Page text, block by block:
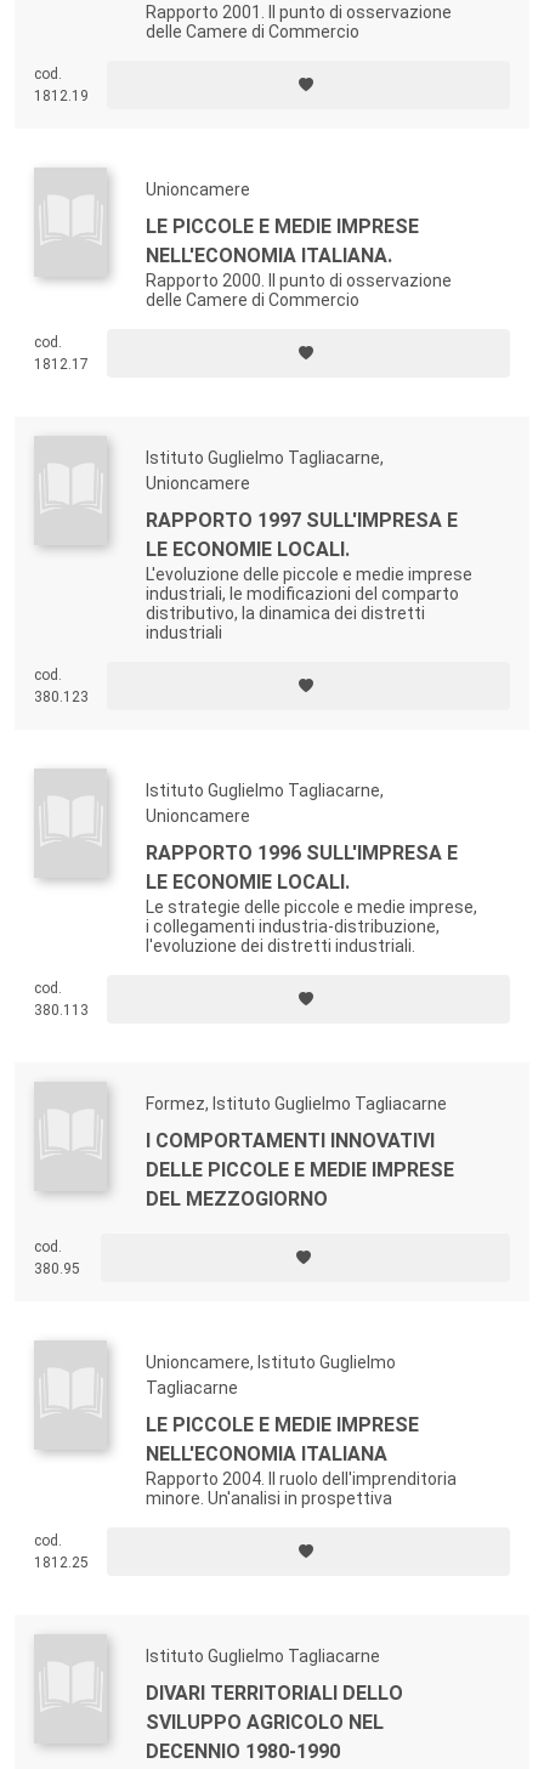
Rapporto 2001. Il punto di osservazione
delle Camere di Commercio
cod.
1812.19
Unioncamere
LE PICCOLE E MEDIE IMPRESE
NELL'ECONOMIA ITALIANA.
Rapporto 2000. Il punto di osservazione
delle Camere di Commercio
cod.
1812.17
Istituto Guglielmo Tagliacarne,
Unioncamere
RAPPORTO 1997 SULL'IMPRESA E
LE ECONOMIE LOCALI.
L'evoluzione delle piccole e medie imprese
industriali, le modificazioni del comparto
distributivo, la dinamica dei distretti
industriali
cod.
380.123
Istituto Guglielmo Tagliacarne,
Unioncamere
RAPPORTO 1996 SULL'IMPRESA E
LE ECONOMIE LOCALI.
Le strategie delle piccole e medie imprese,
i collegamenti industria-distribuzione,
l'evoluzione dei distretti industriali.
cod.
380.113
Formez, Istituto Guglielmo Tagliacarne
I COMPORTAMENTI INNOVATIVI
DELLE PICCOLE E MEDIE IMPRESE
DEL MEZZOGIORNO
cod.
380.95
Unioncamere, Istituto Guglielmo
Tagliacarne
LE PICCOLE E MEDIE IMPRESE
NELL'ECONOMIA ITALIANA
Rapporto 2004. Il ruolo dell'imprenditoria
minore. Un'analisi in prospettiva
cod.
1812.25
Istituto Guglielmo Tagliacarne
DIVARI TERRITORIALI DELLO
SVILUPPO AGRICOLO NEL
DECENNIO 1980-1990